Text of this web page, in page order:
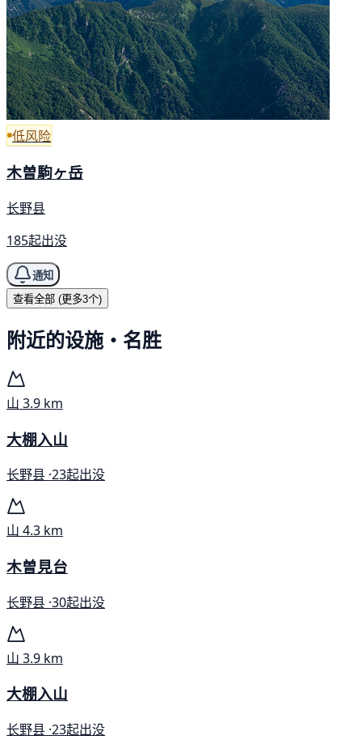
低风险
木曽駒ヶ岳
长野县
185起出没
通知
查看全部 (更多3个)
附近的设施・名胜
山 3.9 km
大棚入山
长野县 ·23起出没
山 4.3 km
木曽見台
长野县 ·30起出没
山 3.9 km
大棚入山
长野县 ·23起出没